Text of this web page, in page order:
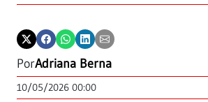
PorAdriana Berna
10/05/2026 00:00